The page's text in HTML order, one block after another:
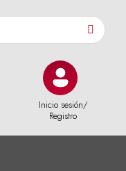
Inicio sesión/
Registro